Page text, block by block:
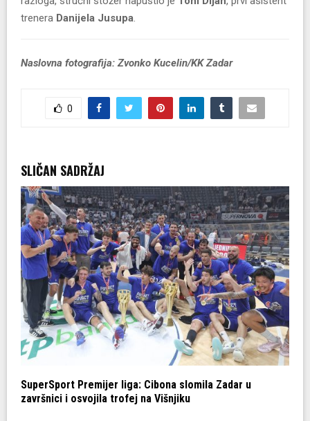
trenera Danijela Jusupa.
Naslovna fotografija: Zvonko Kucelin/KK Zadar
0
SLIČAN SADRŽAJ
SuperSport Premijer liga: Cibona slomila Zadar u
završnici i osvojila trofej na Višnjiku